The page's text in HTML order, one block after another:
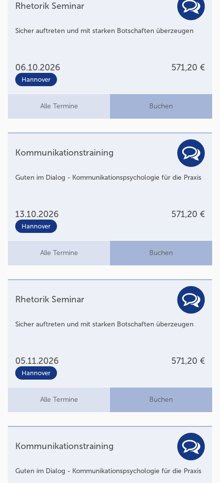
Rhetorik Seminar
Sicher auftreten und mit starken Botschaften überzeugen
06.10.2026 571,20 €
Hannover
Alle Termine Buchen
Kommunikationstraining
Guten im Dialog - Kommunikationspsychologie für die Praxis
13.10.2026 571,20 €
Hannover
Alle Termine Buchen
Rhetorik Seminar
Sicher auftreten und mit starken Botschaften überzeugen
05.11.2026 571,20 €
Hannover
Alle Termine Buchen
Kommunikationstraining
Guten im Dialog - Kommunikationspsychologie für die Praxis